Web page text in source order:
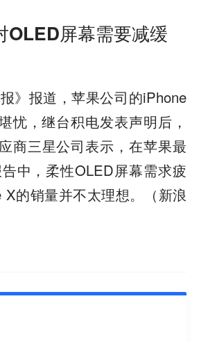
OLED屏幕需要减缓
》报道，苹果公司的iPhone
忧，继台积电发表声明后，
商三星公司表示，在苹果最
中，柔性OLED屏幕需求疲
的销量并不太理想。（新浪